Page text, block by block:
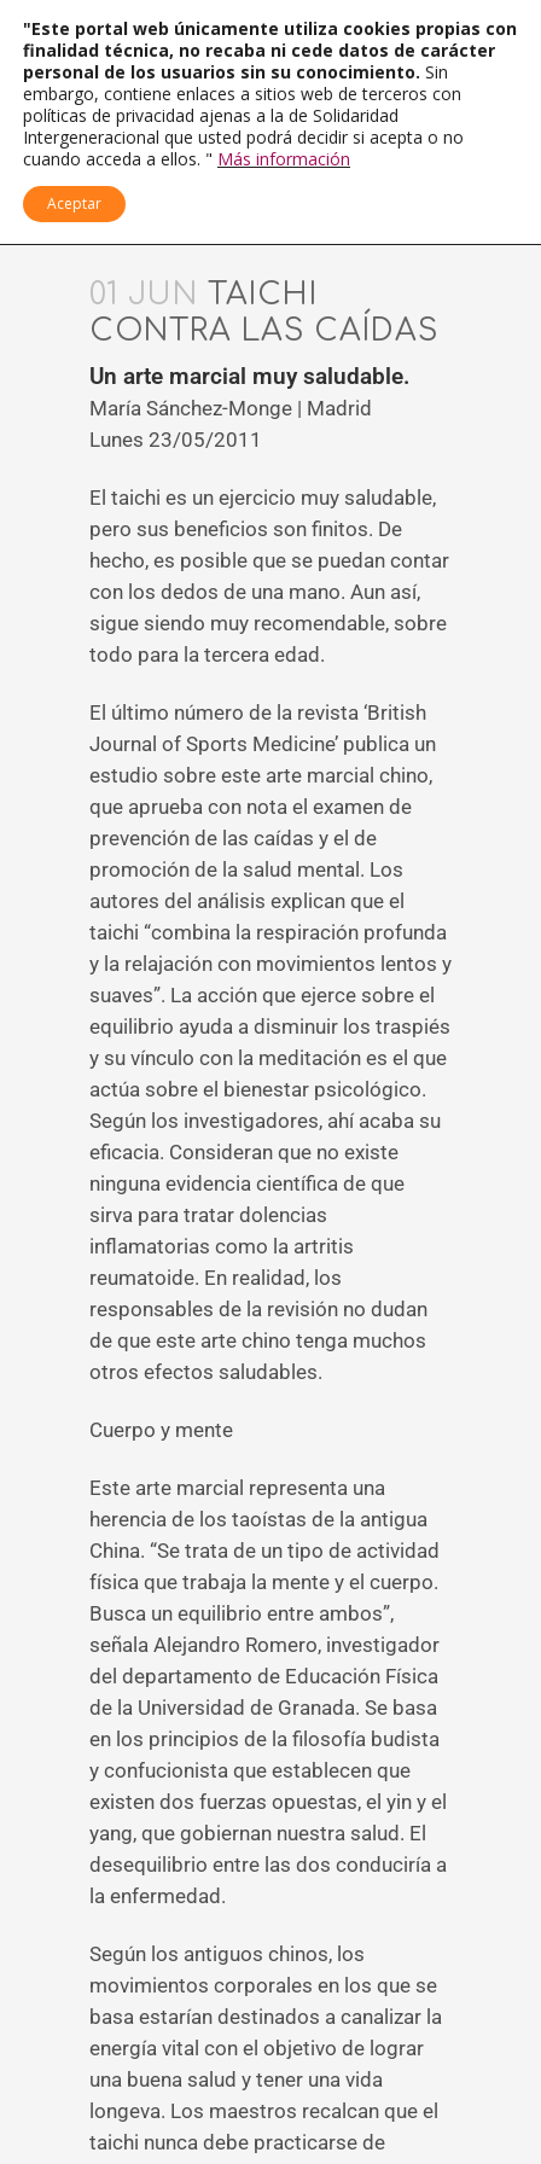
01 JUN
TAICHI
CONTRA LAS CAÍDAS
Un arte marcial muy saludable.
María Sánchez-Monge | Madrid
Lunes 23/05/2011
El taichi es un ejercicio muy saludable,
pero sus beneficios son finitos. De
hecho, es posible que se puedan contar
con los dedos de una mano. Aun así,
sigue siendo muy recomendable, sobre
todo para la tercera edad.
El último número de la revista ‘British
Journal of Sports Medicine’ publica un
estudio sobre este arte marcial chino,
que aprueba con nota el examen de
prevención de las caídas y el de
promoción de la salud mental. Los
autores del análisis explican que el
taichi “combina la respiración profunda
y la relajación con movimientos lentos y
suaves”. La acción que ejerce sobre el
equilibrio ayuda a disminuir los traspiés
y su vínculo con la meditación es el que
actúa sobre el bienestar psicológico.
Según los investigadores, ahí acaba su
eficacia. Consideran que no existe
ninguna evidencia científica de que
sirva para tratar dolencias
inflamatorias como la artritis
reumatoide. En realidad, los
responsables de la revisión no dudan
de que este arte chino tenga muchos
otros efectos saludables.
Cuerpo y mente
Este arte marcial representa una
herencia de los taoístas de la antigua
China. “Se trata de un tipo de actividad
física que trabaja la mente y el cuerpo.
Busca un equilibrio entre ambos”,
señala Alejandro Romero, investigador
del departamento de Educación Física
de la Universidad de Granada. Se basa
en los principios de la filosofía budista
y confucionista que establecen que
existen dos fuerzas opuestas, el yin y el
yang, que gobiernan nuestra salud. El
desequilibrio entre las dos conduciría a
la enfermedad.
Según los antiguos chinos, los
movimientos corporales en los que se
basa estarían destinados a canalizar la
energía vital con el objetivo de lograr
una buena salud y tener una vida
longeva. Los maestros recalcan que el
taichi nunca debe practicarse de
"Este portal web únicamente utiliza cookies propias con
finalidad técnica, no recaba ni cede datos de carácter
personal de los usuarios sin su conocimiento. Sin
embargo, contiene enlaces a sitios web de terceros con
políticas de privacidad ajenas a la de Solidaridad
Intergeneracional que usted podrá decidir si acepta o no
cuando acceda a ellos. " Más información
Aceptar